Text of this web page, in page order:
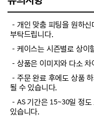
－개인 맞춤 피팅을 원하
부탁드립니다.
－케이스는 시즌별로 상이
－상품은 이미지와 다소
－주문 완료 후에도 상품
될 수 있습니다.
－AS 기간은 15~30일 정
있습니다.